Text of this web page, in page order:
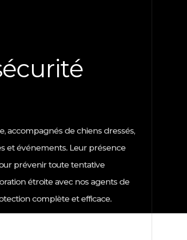
accompagnés de chiens dressés,
et événements. Leur présence
prévenir toute tentative
étroite avec nos agents de
complète et efficace.